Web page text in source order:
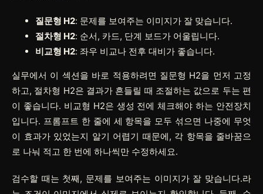
질문형 H2: 문제를 보여주는 이미지가 잘 맞습니다.
절차형 H2: 순서, 카드, 단계 보드가 어울립니다.
비교형 H2: 좌우 비교나 전후 대비가 좋습니다.
실무에서 이 섹션을 바로 적용하려면 질문형 H2을 먼저 고정
하고, 절차형 H2은 결과가 흔들릴 때 조절하는 값으로 두는 편
이 좋습니다. 비교형 H2은 생성 전에 체크해야 하는 안전장치
입니다. 프롬프트 한 줄에 세 항목을 모두 섞으면 나중에 무엇
이 효과가 있었는지 알기 어렵기 때문에, 각 항목을 줄바꿈으
로 나눠 적고 한 번에 하나씩만 수정하세요.
검수할 때는 첫째, 문제를 보여주는 이미지가 잘 맞습니다.라